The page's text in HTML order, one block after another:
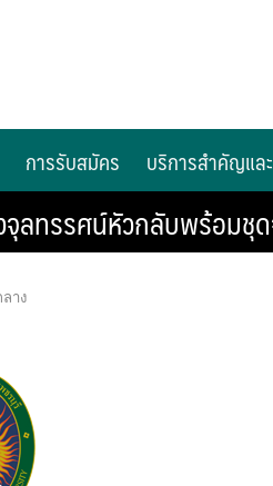
การรับสมัคร บริการสำคัญแล
จุลทรรศน์หัวกลับพร้อมชุ
ลาง